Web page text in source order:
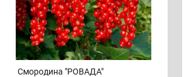
Смородина "РОВАДА"